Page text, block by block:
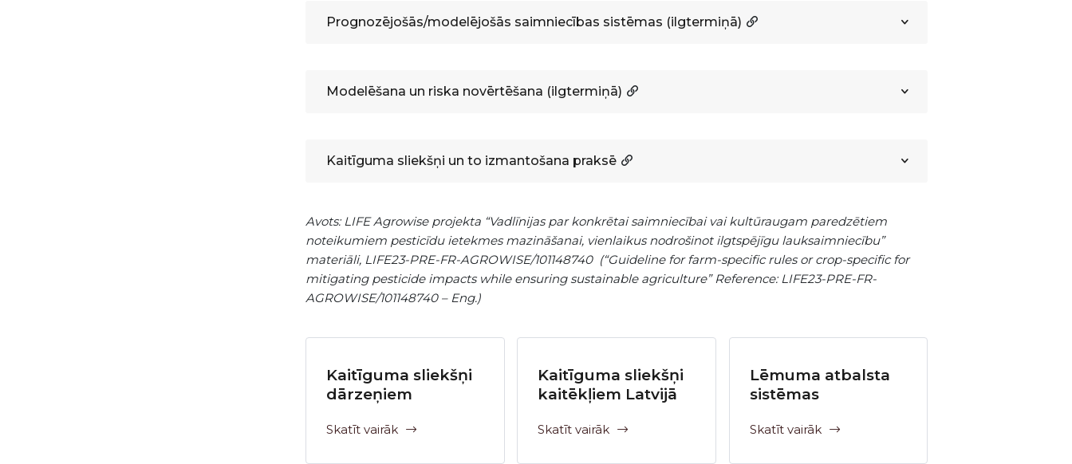
Prognozējošās/modelējošās saimniecības sistēmas (ilgtermiņā)
Modelēšana un riska novērtēšana (ilgtermiņā)
Kaitīguma sliekšņi un to izmantošana praksē
Avots: LIFE Agrowise projekta “Vadlīnijas par konkrētai saimniecībai vai kultūraugam paredzētiem
noteikumiem pesticīdu ietekmes mazināšanai, vienlaikus nodrošinot ilgtspējīgu lauksaimniecību”
materiāli, LIFE23-PRE-FR-AGROWISE/101148740 (“Guideline for farm-specific rules or crop-specific for
mitigating pesticide impacts while ensuring sustainable agriculture” Reference: LIFE23-PRE-FR-
AGROWISE/101148740 – Eng.)
Kaitīguma sliekšņi
dārzeņiem
Skatīt vairāk
Kaitīguma sliekšņi
kaitēkļiem Latvijā
Skatīt vairāk
Lēmuma atbalsta
sistēmas
Skatīt vairāk